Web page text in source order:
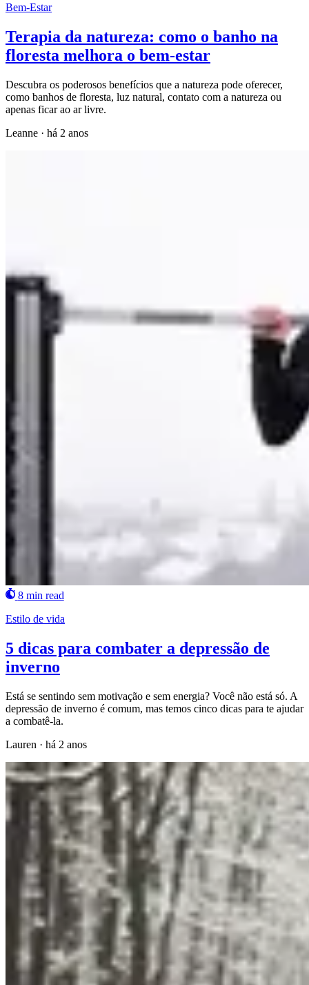
Bem-Estar
Terapia da natureza: como o banho na
floresta melhora o bem-estar
Descubra os poderosos benefícios que a natureza pode oferecer,
como banhos de floresta, luz natural, contato com a natureza ou
apenas ficar ao ar livre.
Leanne · há 2 anos
8 min read
Estilo de vida
5 dicas para combater a depressão de
inverno
Está se sentindo sem motivação e sem energia? Você não está só. A
depressão de inverno é comum, mas temos cinco dicas para te ajudar
a combatê-la.
Lauren · há 2 anos